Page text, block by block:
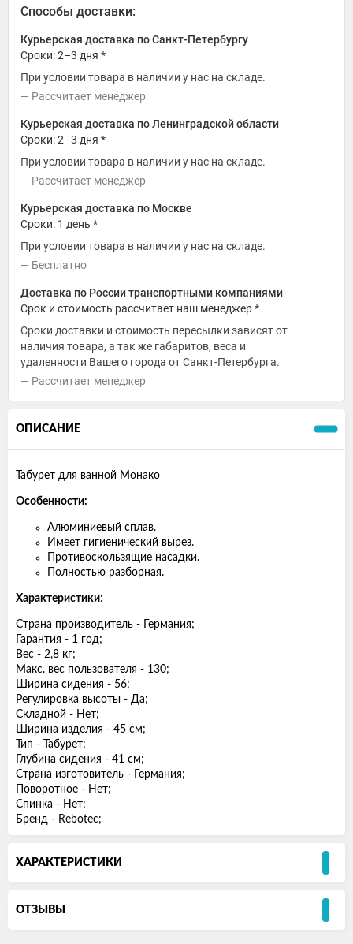
Способы доставки:
Курьерская доставка по Санкт-Петербургу
Сроки: 2–3 дня *
При условии товара в наличии у нас на складе.
Рассчитает менеджер
Курьерская доставка по Ленинградской области
Сроки: 2–3 дня *
При условии товара в наличии у нас на складе.
Рассчитает менеджер
Курьерская доставка по Москве
Сроки: 1 день *
При условии товара в наличии у нас на складе.
Бесплатно
Доставка по России транспортными компаниями
Срок и стоимость рассчитает наш менеджер *
Сроки доставки и стоимость пересылки зависят от
наличия товара, а так же габаритов, веса и
удаленности Вашего города от Санкт-Петербурга.
Рассчитает менеджер
ОПИСАНИЕ
Табурет для ванной Монако
Особенности:
Алюминиевый сплав.
Имеет гигиенический вырез.
Противоскользящие насадки.
Полностью разборная.
Характеристики:
Страна производитель - Германия;
Гарантия - 1 год;
Вес - 2,8 кг;
Макс. вес пользователя - 130;
Ширина сидения - 56;
Регулировка высоты - Да;
Складной - Нет;
Ширина изделия - 45 см;
Тип - Табурет;
Глубина сидения - 41 см;
Страна изготовитель - Германия;
Поворотное - Нет;
Спинка - Нет;
Бренд - Rebotec;
ХАРАКТЕРИСТИКИ
ОТЗЫВЫ